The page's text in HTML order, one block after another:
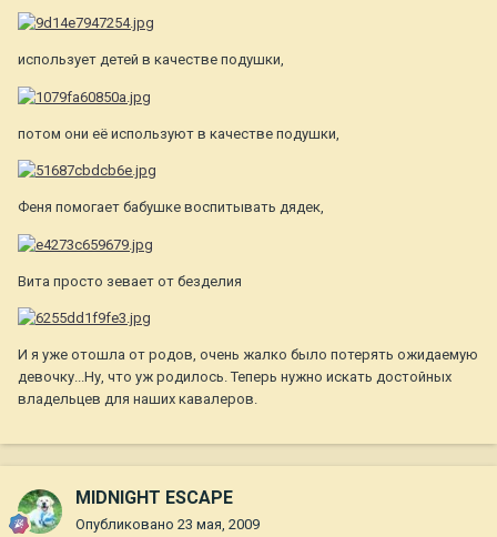
использует детей в качестве подушки,
потом они её используют в качестве подушки,
Феня помогает бабушке воспитывать дядек,
Вита просто зевает от безделия
И я уже отошла от родов, очень жалко было потерять ожидаемую
девочку...Ну, что уж родилось. Теперь нужно искать достойных
владельцев для наших кавалеров.
MIDNIGHT ESCAPE
Опубликовано 23 мая, 2009